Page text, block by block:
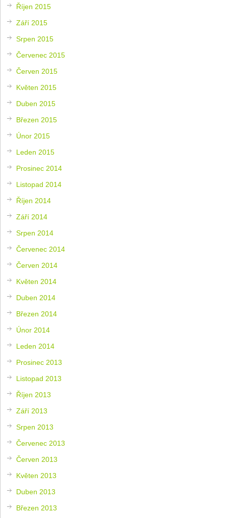
Říjen 2015
Září 2015
Srpen 2015
Červenec 2015
Červen 2015
Květen 2015
Duben 2015
Březen 2015
Únor 2015
Leden 2015
Prosinec 2014
Listopad 2014
Říjen 2014
Září 2014
Srpen 2014
Červenec 2014
Červen 2014
Květen 2014
Duben 2014
Březen 2014
Únor 2014
Leden 2014
Prosinec 2013
Listopad 2013
Říjen 2013
Září 2013
Srpen 2013
Červenec 2013
Červen 2013
Květen 2013
Duben 2013
Březen 2013